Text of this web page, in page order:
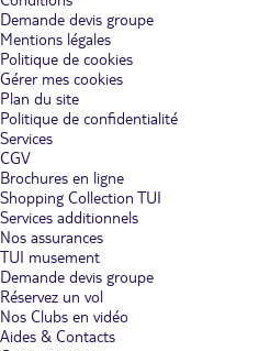
Demande devis groupe
Mentions légales
Politique de cookies
Gérer mes cookies
Plan du site
Politique de confidentialité
Services
CGV
Brochures en ligne
Shopping Collection TUI
Services additionnels
Nos assurances
TUI musement
Demande devis groupe
Réservez un vol
Nos Clubs en vidéo
Aides & Contacts